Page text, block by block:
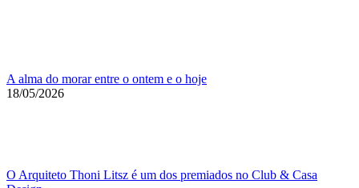
A alma do morar entre o ontem e o hoje
18/05/2026
O Arquiteto Thoni Litsz é um dos premiados no Club & Casa